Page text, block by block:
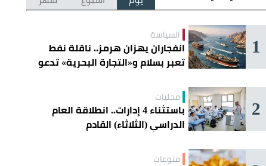
1 السياسة
انفجاران يهزان هرمز.. ناقلة نفط
تعبر بسلام و«التجارة البحرية» تدعو
2 محليات
باستثناء 4 إدارات.. انطلاقة العام
الدراسي (الثلاثاء) القادم
منوعات